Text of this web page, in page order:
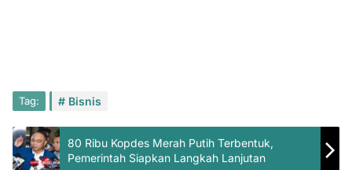
Tag: Bisnis
80 Ribu Kopdes Merah Putih Terbentuk,
Pemerintah Siapkan Langkah Lanjutan